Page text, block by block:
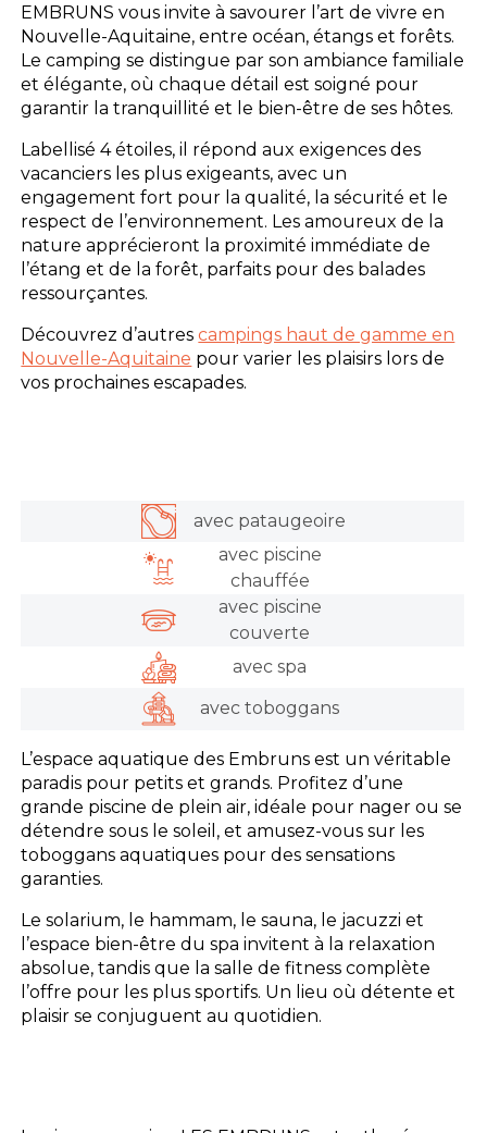
EMBRUNS vous invite à savourer l’art de vivre en
Nouvelle-Aquitaine, entre océan, étangs et forêts.
Le camping se distingue par son ambiance familiale
et élégante, où chaque détail est soigné pour
garantir la tranquillité et le bien-être de ses hôtes.
Labellisé 4 étoiles, il répond aux exigences des
vacanciers les plus exigeants, avec un
engagement fort pour la qualité, la sécurité et le
respect de l’environnement. Les amoureux de la
nature apprécieront la proximité immédiate de
l’étang et de la forêt, parfaits pour des balades
ressourçantes.
Découvrez d’autrescampings haut de gamme en
Nouvelle-Aquitaine pour varier les plaisirs lors de
vos prochaines escapades.
avec pataugeoire
avec piscine
chauffée
avec piscine
couverte
avec spa
avec toboggans
L’espace aquatique des Embruns est un véritable
paradis pour petits et grands. Profitez d’une
grande piscine de plein air, idéale pour nager ou se
détendre sous le soleil, et amusez-vous sur les
toboggans aquatiques pour des sensations
garanties.
Le solarium, le hammam, le sauna, le jacuzzi et
l’espace bien-être du spa invitent à la relaxation
absolue, tandis que la salle de fitness complète
l’offre pour les plus sportifs. Un lieu où détente et
plaisir se conjuguent au quotidien.